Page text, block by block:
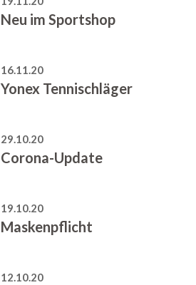
Neu im Sportshop
16.11.20
Yonex Tennischläger
29.10.20
Corona-Update
19.10.20
Maskenpflicht
12.10.20